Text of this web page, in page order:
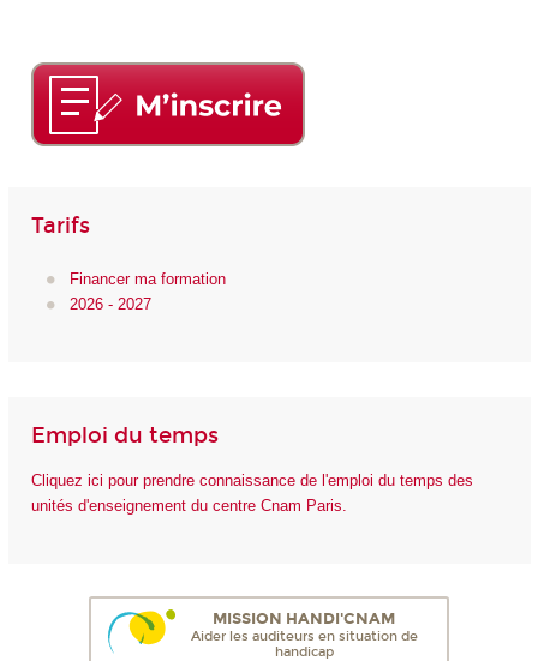
Tarifs
Financer ma formation
2026 - 2027
Emploi du temps
Cliquez ici pour prendre connaissance de l'emploi du temps des
unités d'enseignement du centre Cnam Paris.
MISSION HANDI'CNAM
Aider les auditeurs en situation de
handicap